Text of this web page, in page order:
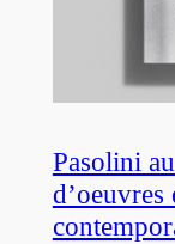
Pasolini
d’oeuvres